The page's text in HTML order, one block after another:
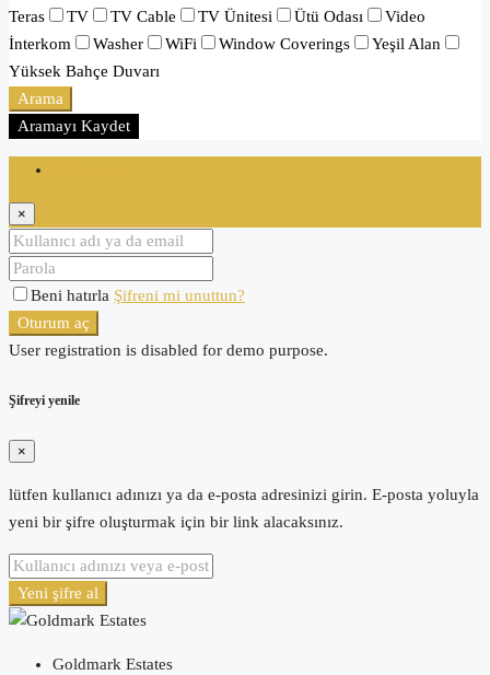
Teras
TV TV Cable TV Ünitesi Ütü Odası
Video
İnterkom
Washer WiFi Window Coverings
Yeşil Alan
Yüksek Bahçe Duvarı
Arama
Aramayı Kaydet
×
Beni hatırla Şifreni mi unuttun?
Oturum aç
User registration is disabled for demo purpose.
Şifreyi yenile
×
lütfen kullanıcı adınızı ya da e-posta adresinizi girin. E-posta yoluyla
yeni bir şifre oluşturmak için bir link alacaksınız.
Yeni şifre al
Goldmark Estates